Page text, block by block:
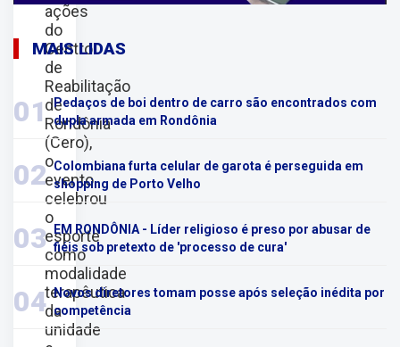
ações
do
Centro
de
Reabilitação
de
Rondônia
(Cero),
o
evento
celebrou
o
esporte
como
modalidade
terapêutica
da
unidade
MAIS LIDAS
01
Pedaços de boi dentro de carro são encontrados com
dupla armada em Rondônia
02 Colombiana furta celular de garota é perseguida em
shopping de Porto Velho
03
EM RONDÔNIA - Líder religioso é preso por abusar de
fiéis sob pretexto de 'processo de cura'
04 Novos diretores tomam posse após seleção inédita por
competência